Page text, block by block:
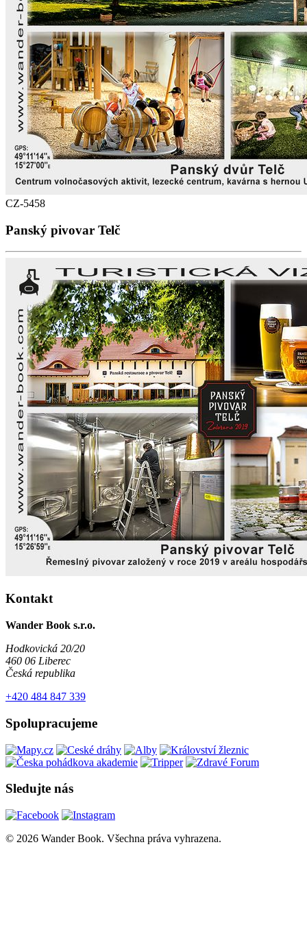
CZ-5458
Panský pivovar Telč
Kontakt
Wander Book s.r.o.
Hodkovická 20/20
460 06 Liberec
Česká republika
+420 484 847 339
Spolupracujeme
Sledujte nás
© 2026 Wander Book. Všechna práva vyhrazena.